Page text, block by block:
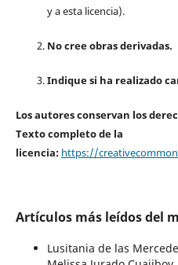
y a esta licencia).
No cree obras derivadas.
Indique si ha realizado
Los autores conservan los
Texto completo de la
licencia: https://
Artículos más leídos del
Lusitania de las